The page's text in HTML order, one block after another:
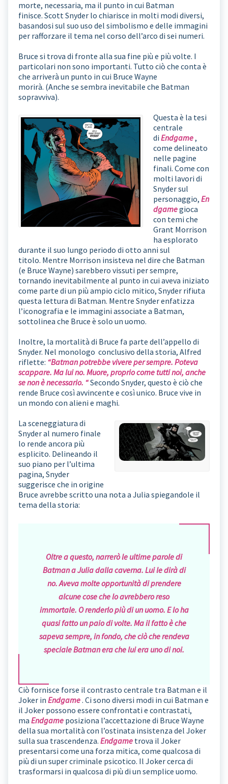
morte, necessaria, ma il punto in cui Batman
finisce. Scott Snyder lo chiarisce in molti modi diversi,
basandosi sul suo uso del simbolismo e delle immagini
per rafforzare il tema nel corso dell’arco di sei numeri.
Bruce si trova di fronte alla sua fine più e più volte. I
particolari non sono importanti. Tutto ciò che conta è
che arriverà un punto in cui Bruce Wayne
morirà. (Anche se sembra inevitabile che Batman
sopravviva).
Questa è la tesi
centrale
di Endgame,
come delineato
nelle pagine
finali. Come con
molti lavori di
Snyder sul
personaggio, En
dgamegioca
con temi che
Grant Morrison
ha esplorato
durante il suo lungo periodo di otto anni sul
titolo. Mentre Morrison insisteva nel dire che Batman
(e Bruce Wayne) sarebbero vissuti per sempre,
tornando inevitabilmente al punto in cui aveva iniziato
come parte di un più ampio ciclo mitico, Snyder rifiuta
questa lettura di Batman. Mentre Snyder enfatizza
l’iconografia e le immagini associate a Batman,
sottolinea che Bruce è solo un uomo.
Inoltre, la mortalità di Bruce fa parte dell’appello di
Snyder. Nel monologo conclusivo della storia, Alfred
riflette: “Batman potrebbe vivere per sempre. Poteva
scappare. Ma lui no. Muore, proprio come tutti noi, anche
se non è necessario. “Secondo Snyder, questo è ciò che
rende Bruce così avvincente e così unico. Bruce vive in
un mondo con alieni e maghi.
La sceneggiatura di
Snyder al numero finale
lo rende ancora più
esplicito. Delineando il
suo piano per l’ultima
pagina, Snyder
suggerisce che in origine
Bruce avrebbe scritto una nota a Julia spiegandole il
tema della storia:
Oltre a questo, narrerò le ultime parole di
Batman a Julia dalla caverna. Lui le dirà di
no. Aveva molte opportunità di prendere
alcune cose che lo avrebbero reso
immortale. O renderlo più di un uomo. E lo ha
quasi fatto un paio di volte. Ma il fatto è che
sapeva sempre, in fondo, che ciò che rendeva
speciale Batman era che lui era uno di noi.
Ciò fornisce forse il contrasto centrale tra Batman e il
Joker in Endgame. Ci sono diversi modi in cui Batman e
il Joker possono essere confrontati e contrastati,
ma Endgame posiziona l’accettazione di Bruce Wayne
della sua mortalità con l’ostinata insistenza del Joker
sulla sua trascendenza. Endgame trova il Joker
presentarsi come una forza mitica, come qualcosa di
più di un super criminale psicotico. Il Joker cerca di
trasformarsi in qualcosa di più di un semplice uomo.